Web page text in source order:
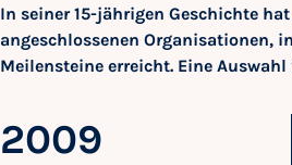
In seiner 15-jährigen Geschichte
angeschlossenen Organisationen,
Meilensteine erreicht. Eine
2009